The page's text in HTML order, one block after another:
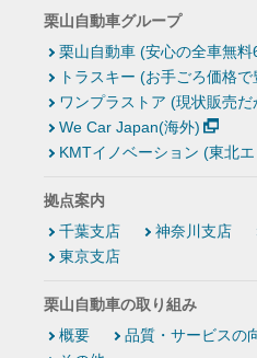
栗山自動車グループ
栗山自動車 (安心の全車無料
トラスキー (お手ごろ価格
ワンプラストア (現状販売
We Car Japan(海外)
KMTイノベーション (東北
拠点案内
千葉支店
神奈川支店
東京支店
栗山自動車の取り組み
概要
品質・サービスの